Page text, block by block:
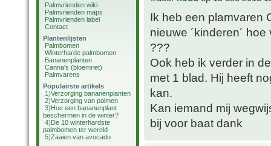
Palmvrienden wiki
Palmvrienden maps
Palmvrienden label
Contact
Plantenlijsten
Palmbomen
Winterharde palmbomen
Bananenplanten
Canna's (bloemriet)
Palmvarens
Populairste artikels
1)Verzorging bananenplanten
2)Verzorging van palmen
3)Hoe een bananenplant
beschermen in de winter?
4)De 10 winterhardste
palmbomen ter wereld
5)Zaaien van avocado
Ik heb een plamvaren
nieuwe ´kinderen´
???
Ook heb ik verder in
met 1 blad. Hij heeft
kan.
Kan iemand mij
bij voor baat dank